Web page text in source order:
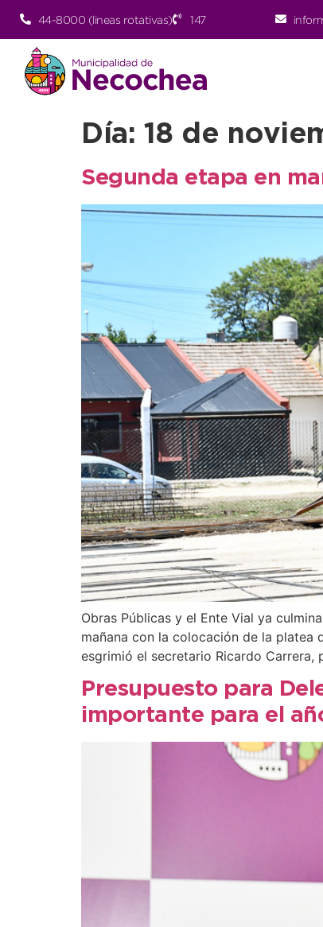
44-8000 (lineas rotativas) 147
Día: 18 de
Segunda etapa en
Obras Públicas y el Ente Vial ya
mañana con la colocación de la platea
esgrimió el secretario Ricardo Carrera,
Presupuesto para
importante para el